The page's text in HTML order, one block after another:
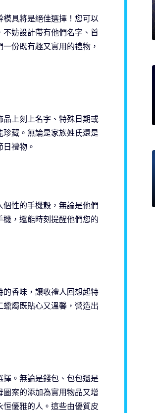
具將是絕佳選擇！您可以
妨設計帶有他們名字、首
份既有趣又實用的禮物，
上刻上名字、特殊日期或
藏。無論是家族姓氏還是
禮物。
性的手機殼，無論是他們
，還能時刻提醒他們您的
香味，讓收禮人回想起特
燭既貼心又溫馨，營造出
。無論是錢包、包包還是
案的添加為實用物品又增
優雅的人。這些由優質皮